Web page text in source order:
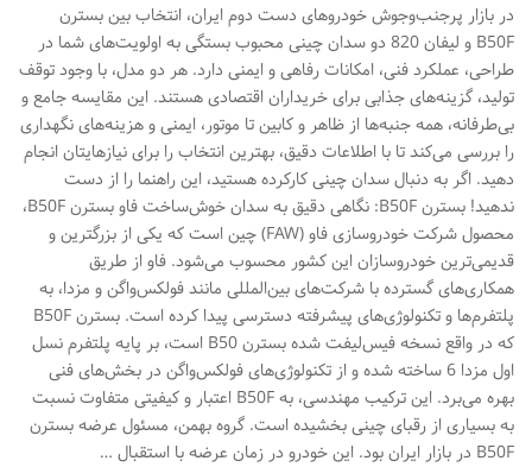
در بازار پرجنب‌وجوش خودروهای دست دوم ایران، انتخاب بین بسترن
B50F و لیفان 820 دو سدان چینی محبوب بستگی به اولویت‌های شما در
طراحی، عملکرد فنی، امکانات رفاهی و ایمنی دارد. هر دو مدل، با وجود توقف
تولید، گزینه‌های جذابی برای خریداران اقتصادی هستند. این مقایسه جامع و
بی‌طرفانه، همه جنبه‌ها از ظاهر و کابین تا موتور، ایمنی و هزینه‌های نگهداری
را بررسی می‌کند تا با اطلاعات دقیق، بهترین انتخاب را برای نیازهایتان انجام
دهید. اگر به دنبال سدان چینی کارکرده هستید، این راهنما را از دست
ندهید! بسترن B50F: نگاهی دقیق به سدان خوش‌ساخت فاو بسترن B50F،
محصول شرکت خودروسازی فاو (FAW) چین است که یکی از بزرگترین و
قدیمی‌ترین خودروسازان این کشور محسوب می‌شود. فاو از طریق
همکاری‌های گسترده با شرکت‌های بین‌المللی مانند فولکس‌واگن و مزدا، به
پلتفرم‌ها و تکنولوژی‌های پیشرفته دسترسی پیدا کرده است. بسترن B50F
که در واقع نسخه فیس‌لیفت شده بسترن B50 است، بر پایه پلتفرم نسل
اول مزدا 6 ساخته شده و از تکنولوژی‌های فولکس‌واگن در بخش‌های فنی
بهره می‌برد. این ترکیب مهندسی، به B50F اعتبار و کیفیتی متفاوت نسبت
به بسیاری از رقبای چینی بخشیده است. گروه بهمن، مسئول عرضه بسترن
B50F در بازار ایران بود. این خودرو در زمان عرضه با استقبال …